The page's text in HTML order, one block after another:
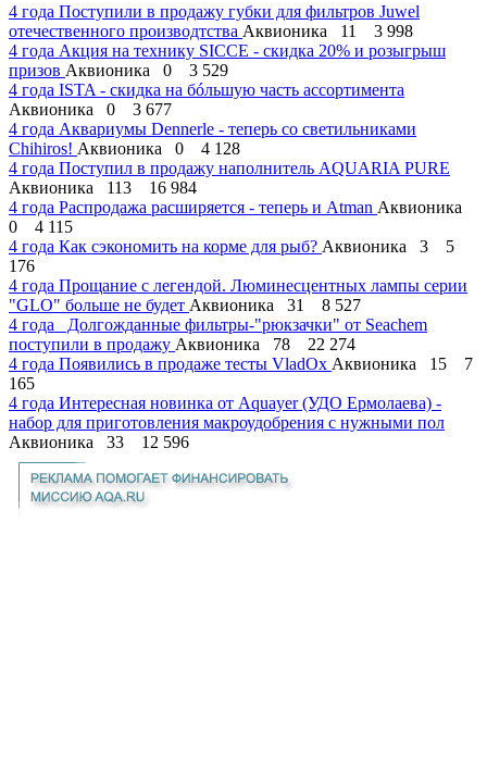
4 года Поступили в продажу губки для фильтров Juwel
отечественного производтства Аквионика 11
3 998
4 года Акция на технику SICCE - скидка 20% и розыгрыш
призов Аквионика 0
3 529
4 года ISTA - скидка на бóльшую часть ассортимента
Аквионика
0
3 677
4 года Аквариумы Dennerle - теперь со светильниками
Chihiros! Аквионика 0
4 128
4 года Поступил в продажу наполнитель AQUARIA PURE
Аквионика
113
16 984
4 года Распродажа расширяется - теперь и Atman Аквионика
0
4 115
4 года Как сэкономить на корме для рыб? Аквионика 3
5
176
4 года Прощание с легендой. Люминесцентных лампы серии
"GLO" больше не будет Аквионика 31
8 527
4 года
Долгожданные фильтры-"рюкзачки" от Seachem
поступили в продажу Аквионика 78
22 274
4 года Появились в продаже тесты VladOx Аквионика 15
7
165
4 года Интересная новинка от Aquayer (УДО Ермолаева) -
набор для приготовления макроудобрения с нужными пол
Аквионика
33 12 596